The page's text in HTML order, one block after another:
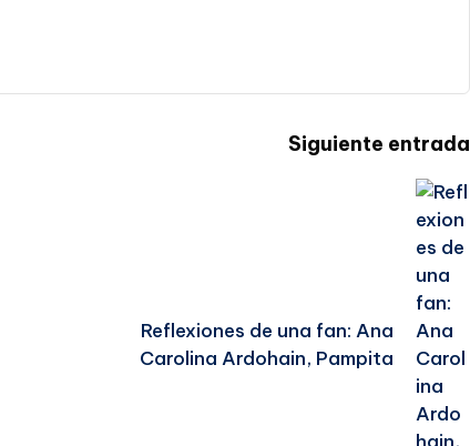
Siguiente entrada
Reflexiones de una fan: Ana
Carolina Ardohain, Pampita